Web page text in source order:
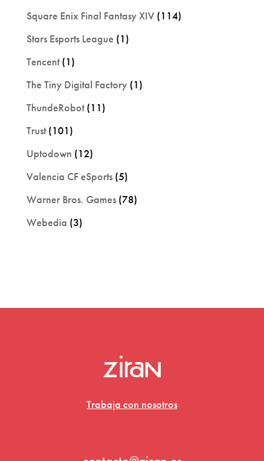
Square Enix Final Fantasy XIV(114)
Stars Esports League (1)
Tencent(1)
The Tiny Digital Factory(1)
ThundeRobot(11)
Trust(101)
Uptodown (12)
Valencia CF eSports(5)
Warner Bros. Games(78)
Webedia (3)
Trabaja con nosotros